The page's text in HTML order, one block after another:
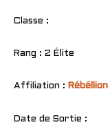
Classe :
Rang : 2 Élite
Affiliation : Rébéllion
Date de Sortie :